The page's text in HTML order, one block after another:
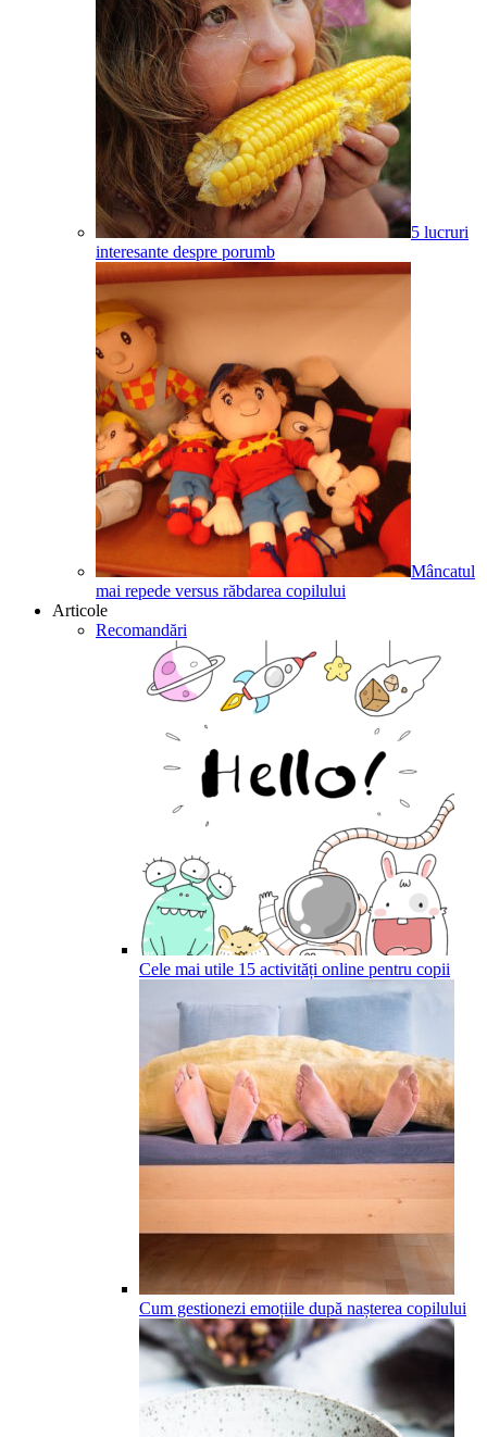
5 lucruri
interesante despre porumb
Mâncatul
mai repede versus răbdarea copilului
Articole
Recomandări
Cele mai utile 15 activități online pentru copii
Cum gestionezi emoțiile după nașterea copilului